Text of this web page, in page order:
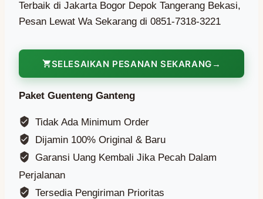
Terbaik di Jakarta Bogor Depok Tangerang Bekasi,
Pesan Lewat Wa Sekarang di 0851-7318-3221
SELESAIKAN PESANAN SEKARANG
Paket Guenteng Ganteng
Tidak Ada Minimum Order
Dijamin 100% Original & Baru
Garansi Uang Kembali Jika Pecah Dalam
Perjalanan
Tersedia Pengiriman Prioritas